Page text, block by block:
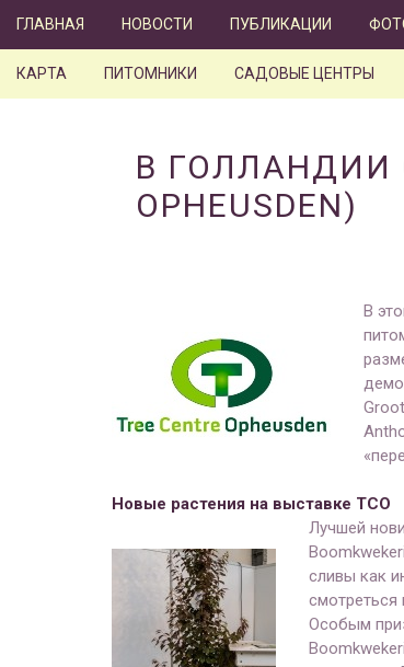
ГЛАВНАЯ НОВОСТИ ПУБЛИКАЦИИ
КАРТА ПИТОМНИКИ САДОВЫЕ ЦЕНТРЫ
В ГОЛЛАНДИИ
OPHEUSDEN)
В
Новые растения на выставке ТСО
Лучшей
сливы как
Особым